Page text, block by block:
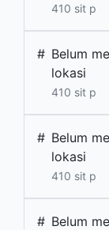
410 sit p
# Belum
lokasi
410 sit p
# Belum
lokasi
410 sit p
# Belum